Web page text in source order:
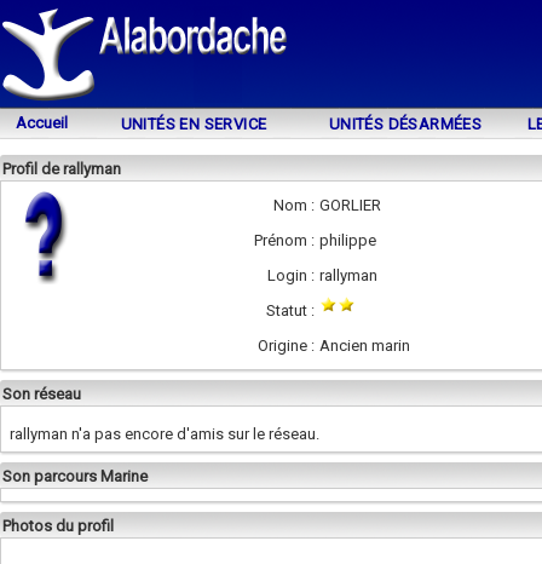
Accueil UNITÉS EN SERVICE UNITÉS DÉSARMÉES
Profil de rallyman
Nom : GORLIER
Prénom : philippe
Login : rallyman
Statut :
Origine : Ancien marin
Son réseau
rallyman n'a pas encore d'amis sur le réseau.
Son parcours Marine
Photos du profil